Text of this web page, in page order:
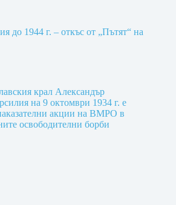
до 1944 г. – откъс от „Пътят“ на